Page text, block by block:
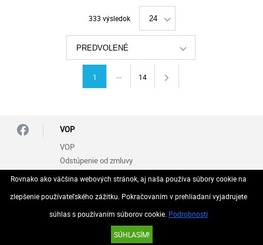
333 výsledok 24
PREDVOLENÉ
1 14
VOP
VOP
Odstúpenie od zmluvy
© 2026 Všetky práva vyhradené..
Rovnako ako väčšina webových stránok, aj naša používa súbory cookie na
zlepšenie používateľského zážitku. Pokračovaním v prehliadaní vyjadrujete
súhlas s používaním súborov cookie. Podrobnosti
SÚHLASÍM!